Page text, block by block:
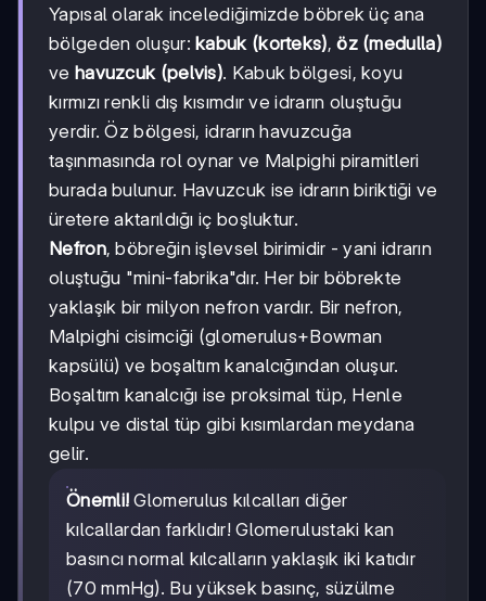
Yapısal olarak incelediğimizde böbrek üç ana
bölgeden oluşur: kabuk (korteks),öz (medulla)
ve havuzcuk (pelvis). Kabuk bölgesi, koyu
kırmızı renkli dış kısımdır ve idrarın oluştuğu
yerdir. Öz bölgesi, idrarın havuzcuğa
taşınmasında rol oynar ve Malpighi piramitleri
burada bulunur. Havuzcuk ise idrarın biriktiği ve
üretere aktarıldığı iç boşluktur.
Nefron, böbreğin işlevsel birimidir - yani idrarın
oluştuğu "mini-fabrika"dır. Her bir böbrekte
yaklaşık bir milyon nefron vardır. Bir nefron,
Malpighi cisimciği (glomerulus+Bowman
kapsülü) ve boşaltım kanalcığından oluşur.
Boşaltım kanalcığı ise proksimal tüp, Henle
kulpu ve distal tüp gibi kısımlardan meydana
gelir.
Önemli! Glomerulus kılcalları diğer
kılcallardan farklıdır! Glomerulustaki kan
basıncı normal kılcalların yaklaşık iki katıdır
(70 mmHg). Bu yüksek basınç, süzülme